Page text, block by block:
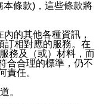
本條款)，這些條款將
的其他各種資訊，
訂相對應的服務。在
務及（或）材料，而
合合理的標準，仍不
責任。
。